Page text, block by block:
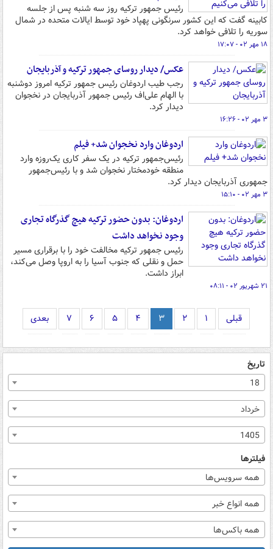
رئیس جمهور ترکیه روز سه شنبه پس از جلسه
کابینه گفت که این کشور سرنگونی پهپاد خود توسط ایالات متحده در شمال
سوریه را تلافی خواهد کرد.
۱۸ مهر ۰۲ - ۱۷:۰۷
عکس/ دیدار روسای جمهور ترکیه و آذربایجان
رجب طیب اردوغان رئیس جمهور ترکیه امروز دوشنبه
با الهام علی‌اف رئیس جمهور آذربایجان در نخجوان
دیدار کرد.
۳ مهر ۰۲ - ۱۶:۲۶
اردوغان وارد نخجوان شد+ فیلم
رئیس‌جمهور ترکیه در یک سفر کاری یک‌روزه وارد
منطقه خودمختار نخجوان شد و با رئیس‌جمهور
جمهوری آذربایجان دیدار کرد.
۳ مهر ۰۲ - ۱۵:۱۰
اردوغان: بدون حضور ترکیه هیچ گذرگاه تجاری
وجود نخواهد داشت
رئیس جمهور ترکیه مخالفت خود را با برقراری مسیر
حمل و نقلی که جنوب آسیا را به اروپا وصل می‌کند،
ابراز داشت.
۲۱ شهریور ۰۲ - ۰۸:۱۱
قبلی ۱ ۲ ۳ ۴ ۵ ۶ ۷ بعدی
تاریخ
18
خرداد
1405
فیلترها
همه سرویس‌ها
همه انواع خبر
همه باکس‌ها